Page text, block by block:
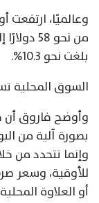
بلغت نحو 10.3%.
السوق المحلية
وأوضح فاروق أن
بصورة آلية من
وإنما تتحدد من
للأوقية، وسعر
أو العلاوة